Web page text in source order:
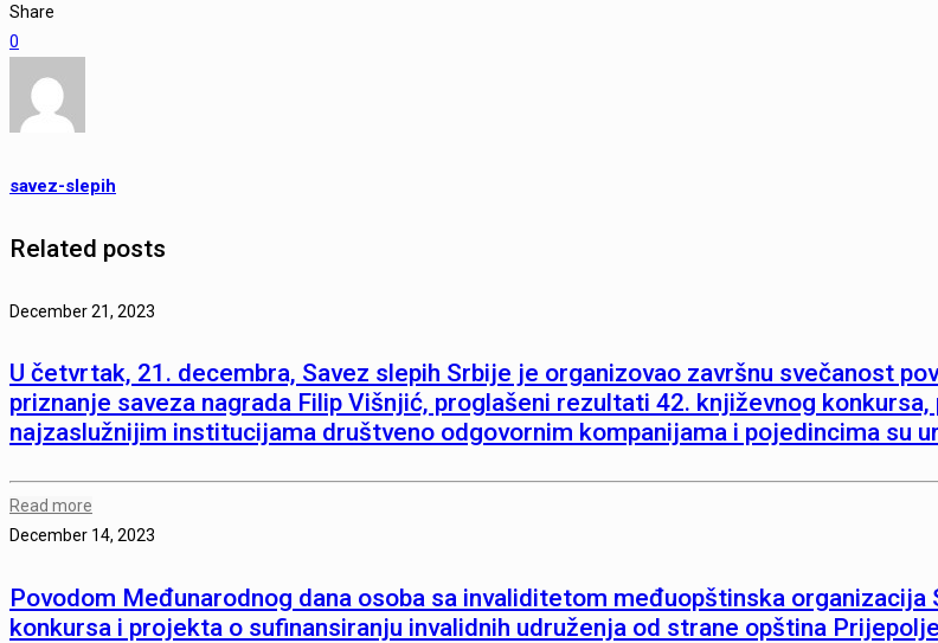
Share
0
savez-slepih
Related posts
December 21, 2023
U četvrtak, 21. decembra, Savez slepih Srbije je organizovao završnu svečanost
priznanje saveza nagrada Filip Višnjić, proglašeni rezultati 42. književnog
najzaslužnijim institucijama društveno odgovornim kompanijama i pojedincima su
Read more
December 14, 2023
Povodom Međunarodnog dana osoba sa invaliditetom međuopštinska organizacija
konkursa i projekta o sufinansiranju invalidnih udruženja od strane opština